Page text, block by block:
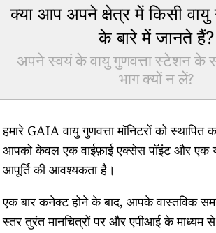
क्या आप अपने क्षेत्र में किसी वायु
के बारे में जानते हैं?
अपने स्वयं के वायु गुणवत्ता स्टेशन के
भाग क्यों न लें?
हमारे GAIA वायु गुणवत्ता मॉनिटरों को
आपको केवल एक वाईफ़ाई एक्सेस पॉइंट और एक
आपूर्ति की आवश्यकता है।
एक बार कनेक्ट होने के बाद, आपके वास्तविक
स्तर तुरंत मानचित्रों पर और एपीआई के माध्यम